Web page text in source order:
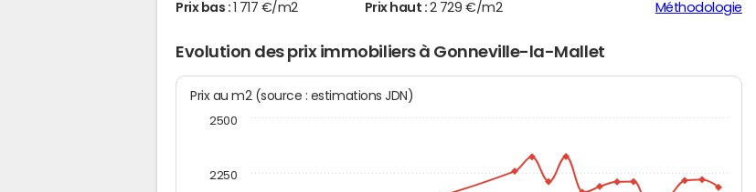
Prix bas : 1 717 €/m2 Prix haut : 2 729 €/m2 Méthodologie
Evolution des prix immobiliers à Gonneville-la-Mallet
Prix au m2 (source : estimations JDN)
2250
2500